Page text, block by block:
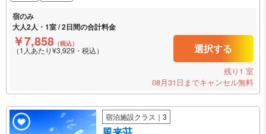
宿のみ
大人2人・1室 / 2日間の合計料金
￥7,858 （税込）
（1人あたり¥3,929・税込） 選択する
残り1 室
08月31日までキャンセル無料
宿泊施設クラス｜3